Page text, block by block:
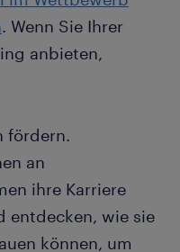
. Wenn Sie Ihrer
anbieten,
fördern.
an
ihre Karriere
entdecken, wie sie
können, um